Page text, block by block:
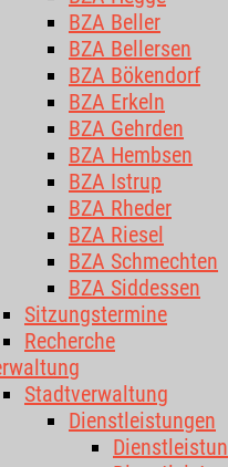
BZA Beller
BZA Bellersen
BZA Bökendorf
BZA Erkeln
BZA Gehrden
BZA Hembsen
BZA Istrup
BZA Rheder
BZA Riesel
BZA Schmechten
BZA Siddessen
Sitzungstermine
Recherche
Stadtverwaltung
Dienstleistungen